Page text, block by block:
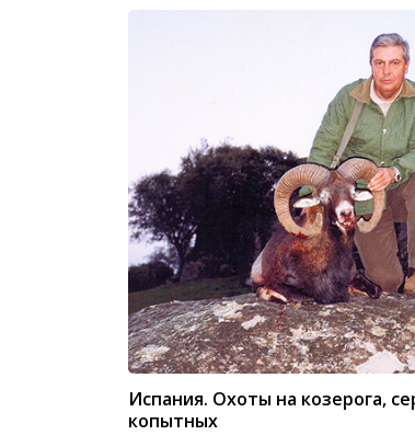
Испания. Охоты на козерога,
копытных